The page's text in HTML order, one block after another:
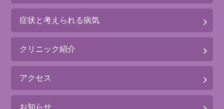
症状と考えられる病気
クリニック紹介
アクセス
お知らせ